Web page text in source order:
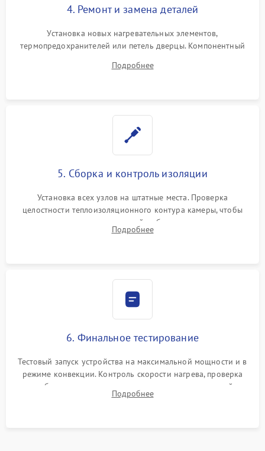
4. Ремонт и замена деталей
Установка новых нагревательных элементов,
термопредохранителей или петель дверцы. Компонентный
выгоревших реле, восстановление контактов и замена
Подробнее
5. Сборка и контроль изоляции
Установка всех узлов на штатные места. Проверка
целостности теплоизоляционного контура камеры, чтобы
исключить перегрев кухонной мебели и потерю тепла.
Надежная фиксация клемм и сборка корпуса шкафа.
Подробнее
6. Финальное тестирование
Тестовый запуск устройства на максимальной мощности и в
режиме конвекции. Контроль скорости нагрева, проверка
срабатывания термостата при достижении заданной
температуры и тест на отсутствие утечек тока.
Подробнее